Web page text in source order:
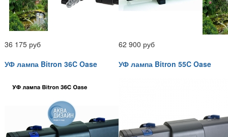
36 175 руб
62 900 руб
УФ лампа Bitron 36C Oase
УФ лампа Bitron 55C Oase